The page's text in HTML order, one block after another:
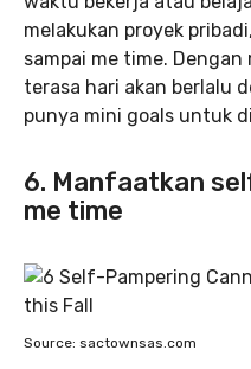
melakukan proyek
sampai me time.
terasa hari akan berlalu
punya mini goals untuk
6. Manfaatkan
me time
Source: sactownsas.com